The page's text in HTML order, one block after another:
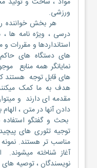
ورزشی.
هر بخش خواننده را
درسی ، ویژه نامه ها
استانداردها و مقررات
های دستگاه های
نمایانگر همه منابع
های قابل توجه هستند
هدف به ما کمک
مقدمه ای دارند و
دادن آنها در متن ،
بحث و گفتگو استفاده
توجیه تئوری های
مناسب تر هستند.
آغاز شناخته
نویسندگان ، توصیه